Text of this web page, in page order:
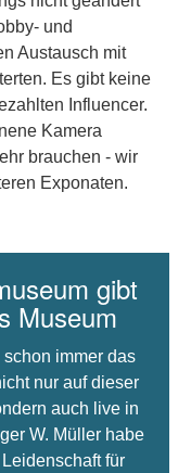
und
Austausch mit
Es gibt keine
Influencer.
Kamera
brauchen - wir
Exponaten.
gibt
Museum
immer das
nur auf dieser
auch live in
W. Müller habe
für